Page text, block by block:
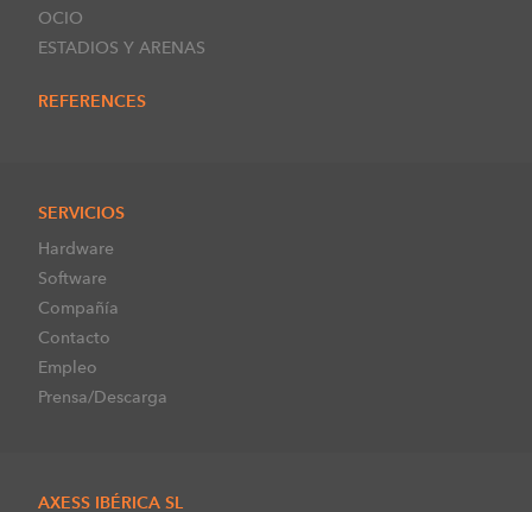
OCIO
ESTADIOS Y ARENAS
REFERENCES
SERVICIOS
Hardware
Software
Compañía
Contacto
Empleo
Prensa/Descarga
AXESS IBÉRICA SL